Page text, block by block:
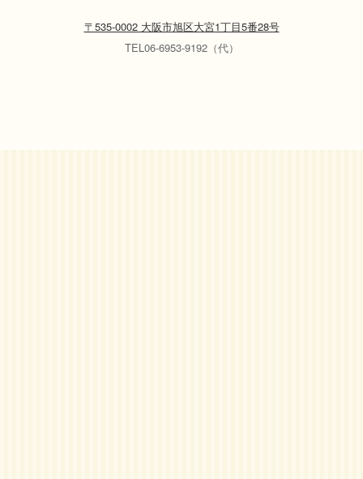
〒535-0002 大阪市旭区大宮1丁目5番28号
TEL06-6953-9192（代）